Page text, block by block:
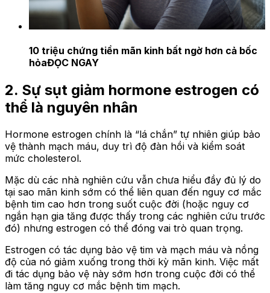
10 triệu chứng tiền mãn kinh bất ngờ hơn cả bốc
hỏaĐỌC NGAY
2. Sự sụt giảm hormone estrogen có
thể là nguyên nhân
Hormone estrogen chính là “lá chắn” tự nhiên giúp bảo
vệ thành mạch máu, duy trì độ đàn hồi và kiểm soát
mức cholesterol.
Mặc dù các nhà nghiên cứu vẫn chưa hiểu đầy đủ lý do
tại sao mãn kinh sớm có thể liên quan đến nguy cơ mắc
bệnh tim cao hơn trong suốt cuộc đời (hoặc nguy cơ
ngắn hạn gia tăng được thấy trong các nghiên cứu trước
đó) nhưng estrogen có thể đóng vai trò quan trọng.
Estrogen có tác dụng bảo vệ tim và mạch máu và nồng
độ của nó giảm xuống trong thời kỳ mãn kinh. Việc mất
đi tác dụng bảo vệ này sớm hơn trong cuộc đời có thể
làm tăng nguy cơ mắc bệnh tim mạch.